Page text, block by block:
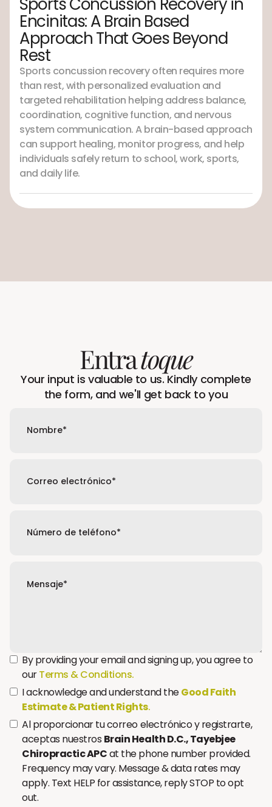
Encinitas: A Brain Based
Approach That Goes Beyond
Rest
Sports concussion recovery often requires more
than rest, with personalized evaluation and
targeted rehabilitation helping address balance,
coordination, cognitive function, and nervous
system communication. A brain-based approach
can support healing, monitor progress, and help
individuals safely return to school, work, sports,
and daily life.
Entratoque
Your input is valuable to us. Kindly complete
the form, and we'll get back to you
By providing your email and signing up, you agree to
ourTerms & Conditions.
I acknowledge and understand theGood Faith
Estimate & Patient Rights.
Al proporcionar tu correo electrónico y registrarte,
aceptas nuestros Brain Health D.C., Tayebjee
Chiropractic APCat the phone number provided.
Frequency may vary. Message & data rates may
apply. Text HELP for assistance, reply STOP to opt
out.